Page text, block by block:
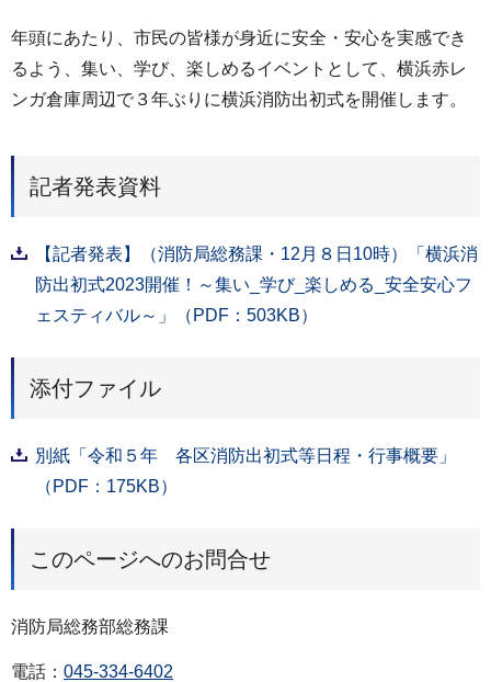
年頭にあたり、市民の皆様が身近に安全・安心を実感でき
るよう、集い、学び、楽しめるイベントとして、横浜赤レ
ンガ倉庫周辺で３年ぶりに横浜消防出初式を開催します。
記者発表資料
【記者発表】（消防局総務課・12月８日10時）「横浜消
防出初式2023開催！～集い_学び_楽しめる_安全安心フ
ェスティバル～」（PDF：503KB）
添付ファイル
別紙「令和５年 各区消防出初式等日程・行事概要」
（PDF：175KB）
このページへのお問合せ
消防局総務部総務課
電話： 045-334-6402